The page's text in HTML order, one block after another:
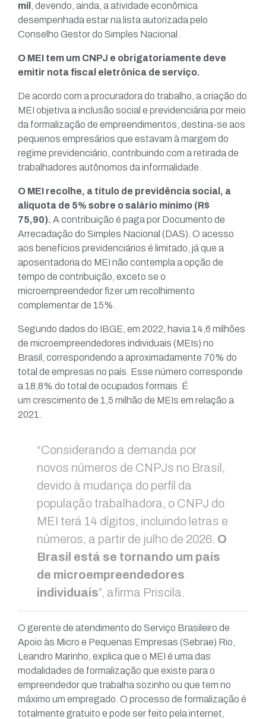
mil
, devendo, ainda, a atividade econômica
desempenhada estar na lista autorizada pelo
Conselho Gestor do Simples Nacional.
O MEI tem um CNPJ e obrigatoriamente deve
emitir nota fiscal eletrônica de serviço.
De acordo com a procuradora do trabalho, a criação do
MEI objetiva a inclusão social e previdenciária por meio
da formalização de empreendimentos, destina-se aos
pequenos empresários que estavam à margem do
regime previdenciário, contribuindo com a retirada de
trabalhadores autônomos da informalidade.
O MEI recolhe, a título de previdência social, a
alíquota de 5% sobre o salário mínimo (R$
75,90). A contribuição é paga por Documento de
Arrecadação do Simples Nacional (DAS). O acesso
aos benefícios previdenciários é limitado, já que a
aposentadoria do MEI não contempla a opção de
tempo de contribuição, exceto se o
microempreendedor fizer um recolhimento
complementar de 15%.
Segundo dados do IBGE, em 2022, havia 14,6 milhões
de microempreendedores individuais (MEIs) no
Brasil, correspondendo a aproximadamente 70% do
total de empresas no país. Esse número corresponde
a 18,8% do total de ocupados formais. É
um crescimento de 1,5 milhão de MEIs em relação a
2021.
“Considerando a demanda por
novos números de CNPJs no Brasil,
devido à mudança do perfil da
população trabalhadora, o CNPJ do
MEI terá 14 dígitos, incluindo letras e
números, a partir de julho de 2026. O
Brasil está se tornando um país
de microempreendedores
individuais”, afirma Priscila.
O gerente de atendimento do Serviço Brasileiro de
Apoio às Micro e Pequenas Empresas (Sebrae) Rio,
Leandro Marinho, explica que o MEI é uma das
modalidades de formalização que existe para o
empreendedor que trabalha sozinho ou que tem no
máximo um empregado. O processo de formalização é
totalmente gratuito e pode ser feito pela internet,